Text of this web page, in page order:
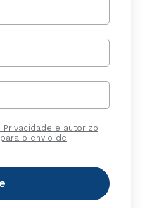
e autorizo
o envio de